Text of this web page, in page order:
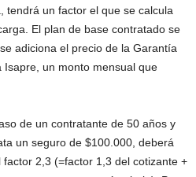
tendrá un factor el que se calcula
El plan de base contratado se
adiciona el precio de la Garantía
Isapre, un monto mensual que
de un contratante de 50 años y
un seguro de $100.000, deberá
2,3 (=factor 1,3 del cotizante +